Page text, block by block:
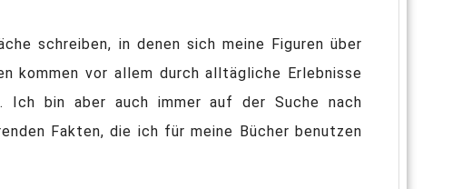
schreiben, in denen sich meine Figuren über
kommen vor allem durch alltägliche Erlebnisse
Ich bin aber auch immer auf der Suche nach
Fakten, die ich für meine Bücher benutzen